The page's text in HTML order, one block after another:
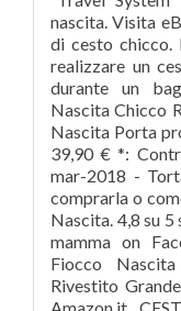
nascita. Visita
di cesto chicco.
realizzare un
durante un
Nascita Chicco
Nascita Porta
39,90 € *:
mar-2018 -
comprarla o
Nascita. 4,8 su
mamma on
Fiocco
Rivestito